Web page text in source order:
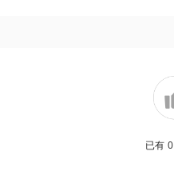
已有 0